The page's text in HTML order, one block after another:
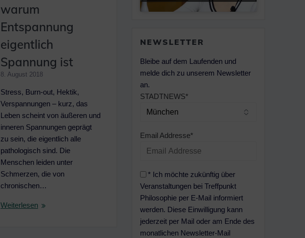
warum
Entspannung
eigentlich
Spannung ist
8. August 2018
Stress, Burn-out, Hektik,
Verspannungen – kurz, das
Leben scheint von äußeren und
inneren Spannungen geprägt
zu sein, die eigentlich alle
pathologisch sind. Die
Menschen leiden unter
Schmerzen, die von
chronischen…
Weiterlesen
NEWSLETTER
Bleibe auf dem Laufenden und
melde dich zu unserem Newsletter
an.
STADTNEWS*
Email Addresse*
* Ich möchte zukünftig über
Veranstaltungen bei Treffpunkt
Philosophie per E-Mail informiert
werden. Diese Einwilligung kann
jederzeit per Mail oder am Ende des
monatlichen Newsletter-Mail